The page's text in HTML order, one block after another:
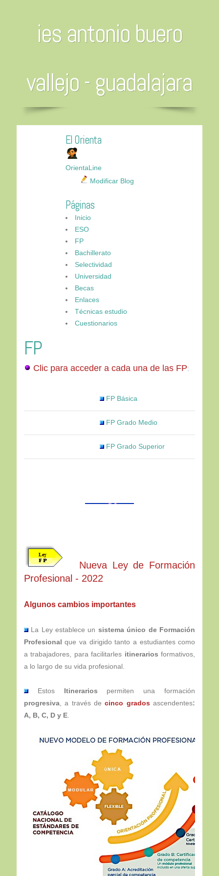
ies antonio buero
vallejo - guadalajara
El Orienta
OrientaLine
Modificar Blog
Páginas
Inicio
ESO
FP
Bachillerato
Selectividad
Universidad
Becas
Enlaces
Técnicas estudio
Cuestionarios
FP
Clic para acceder a cada una de las FP:
FP Básica
FP Grado Medio
FP Grado Superior
Nueva Ley de Formación
Profesional - 2022
Algunos cambios importantes
La Ley establece un sistema único de Formación
Profesional que va dirigido tanto a estudiantes como
a trabajadores, para facilitarles itinerariosformativos,
a lo largo de su vida profesional.
Estos Itinerarios permiten una formación
progresiva, a través decinco grados ascendentes:
A, B, C, D y E.